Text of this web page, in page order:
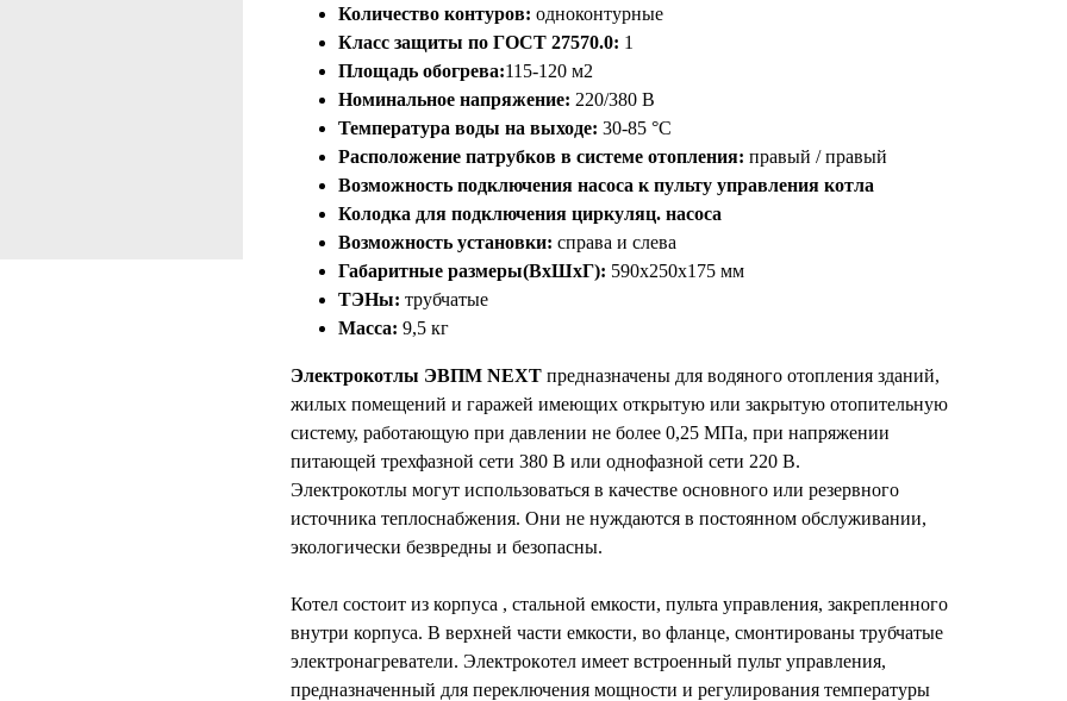
Количество контуров: одноконтурные
Класс защиты по ГОСТ 27570.0: 1
Площадь обогрева:115-120 м2
Номинальное напряжение: 220/380 В
Температура воды на выходе: 30-85 °С
Расположение патрубков в системе отопления: правый / правый
Возможность подключения насоса к пульту управления котла
Колодка для подключения циркуляц. насоса
Возможность установки: справа и слева
Габаритные размеры(ВхШхГ): 590x250x175 мм
ТЭНы: трубчатые
Масса: 9,5 кг
Электрокотлы ЭВПМ NEXT предназначены для водяного отопления зданий,
жилых помещений и гаражей имеющих открытую или закрытую отопительную
систему, работающую при давлении не более 0,25 МПа, при напряжении
питающей трехфазной сети 380 В или однофазной сети 220 В.
Электрокотлы могут использоваться в качестве основного или резервного
источника теплоснабжения. Они не нуждаются в постоянном обслуживании,
экологически безвредны и безопасны.
Котел состоит из корпуса , стальной емкости, пульта управления, закрепленного
внутри корпуса. В верхней части емкости, во фланце, смонтированы трубчатые
электронагреватели. Элeктрoкoтел имеет встроенный пульт управления,
предназначенный для переключения мощности и регулирования температуры